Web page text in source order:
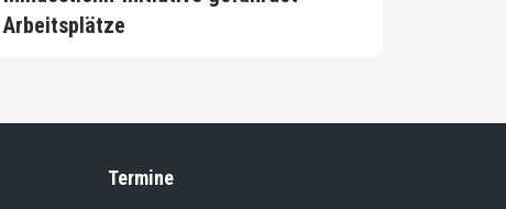
Arbeitsplätze
Termine